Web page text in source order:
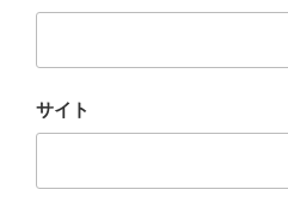
サイト